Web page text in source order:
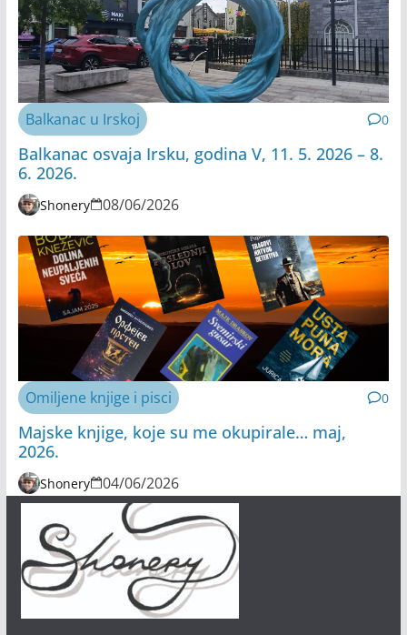
Balkanac u Irskoj 0
Balkanac osvaja Irsku, godina V, 11. 5. 2026 – 8.
6. 2026.
Shonery 08/06/2026
Omiljene knjige i pisci 0
Majske knjige, koje su me okupirale… maj,
2026.
Shonery 04/06/2026